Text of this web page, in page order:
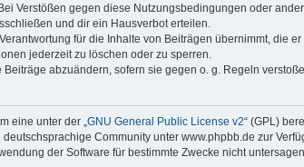
Verstößen gegen diese Nutzungsbedingungen oder
und dir ein Hausverbot erteilen.
für die Inhalte von Beiträgen übernimmt, die
jederzeit zu löschen oder zu sperren.
abzuändern, sofern sie gegen o. g. Regeln
eine unter der „GNU General Public License v2“ (GPL)
Community unter www.phpbb.de zur
der Software für bestimmte Zwecke nicht